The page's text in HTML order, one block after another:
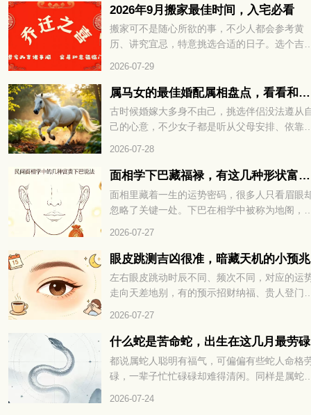
变化都关乎整体运程。千万不要觉得只是普通
火，印堂长痘不是小事，命理早有说法。想知
这究竟预示着什么，又该如何化解，不妨接着
下细看。
2026年9月搬家最佳时间，入宅必看
搬家可不是随心所欲的事，不少人都会参考黄
历、讲究宜忌，特意挑选合适的日子。选个吉
友，可以先好好择个吉日再行动。选对日子，
后的生活也能过得顺顺利利。下面就来看看
年9月有哪些适合搬家的好日子。
2026-07-29
属马女的最佳婚配属相盘点，看看和谁更为契合
古时候婚嫁大多身不由己，挑选伴侣没法遵从
己的心意，不少女子都是听从父母安排、依靠
合的问题。所以古人常会借助生肖与五行的说
法，参考两人是否适合相伴一生。不少属马女
好奇，自己和什么属相的异性最为相配，下面
们就一起来看看。
2026-07-28
面相学下巴藏福禄，有这几种形状富贵不愁
面相里藏着一生的运势密码，很多人只看眉眼
忽略了关键一处。下巴在相学中被称为地阁，
层次与人生走向。面相学下巴藏福禄，有这几
形状富贵不愁，到底哪些下巴天生带财，赶紧
下一看便知！
2026-07-27
眼皮跳测吉凶很准，暗藏天机的小预兆
左右眼皮跳动时辰不同、频次不同，对应的运
走向天差地别，有的预示招财纳福、贵人登门
预判运势、规避霉运、接住好运。想知道自己
期眼皮跳动，究竟是吉兆还是凶兆？赶紧往下
细查看！
2026-07-27
什么蛇是苦命蛇，出生在这几月最劳碌
都说属蛇人聪明有福气，可偏偏有些蛇人命格
碌，一辈子忙忙碌碌却难得清闲。同样是属蛇
2026-07-24